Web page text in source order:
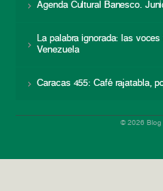
Agenda Cultural Banesco.
La palabra ignorada: las
Venezuela
Caracas 455: Café rajatabla,
© 2026 Blog